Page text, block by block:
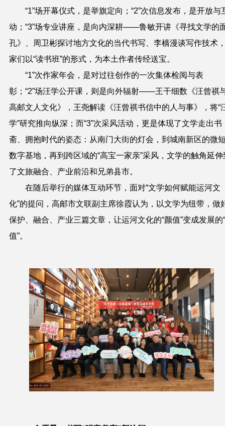
“1”场开幕仪式，是举旗定向；“2”次信息发布，是开放与
动；“3”场专业讲座，是向内深耕——鲁敏开讲《寻找文学的
孔》、周卫彬探讨地方文化的当代书写、李樯漫谈写作技术
家们以“读书班”的形式，为本土作者传经送宝。
“1”次作家年会，是对过往创作的一次集体检阅与表
彰；“2”场汪学公开课，则是向外辐射——王干细数《汪曾祺
高邮文人文化》，王尧解读《汪曾祺书信中的人与事》，将“
学”研究推向纵深；而“3”次采风活动，更是体现了文学走出书
斋、拥抱时代的姿态：从南门大街的灯会，到城南新区的微
数字基地，再到跨区域的“高宝一家亲”采风，文学的触角延伸
了文旅融合、产业前沿和兄弟县市。
在随后举行的媒体互动环节，面对“文学如何赋能运河文
化”的提问，高邮市文联副主席徐霞认为，以文学为纽带，做
保护、融合、产业三篇文章，让运河文化的“颜值”变成发展的
值”。